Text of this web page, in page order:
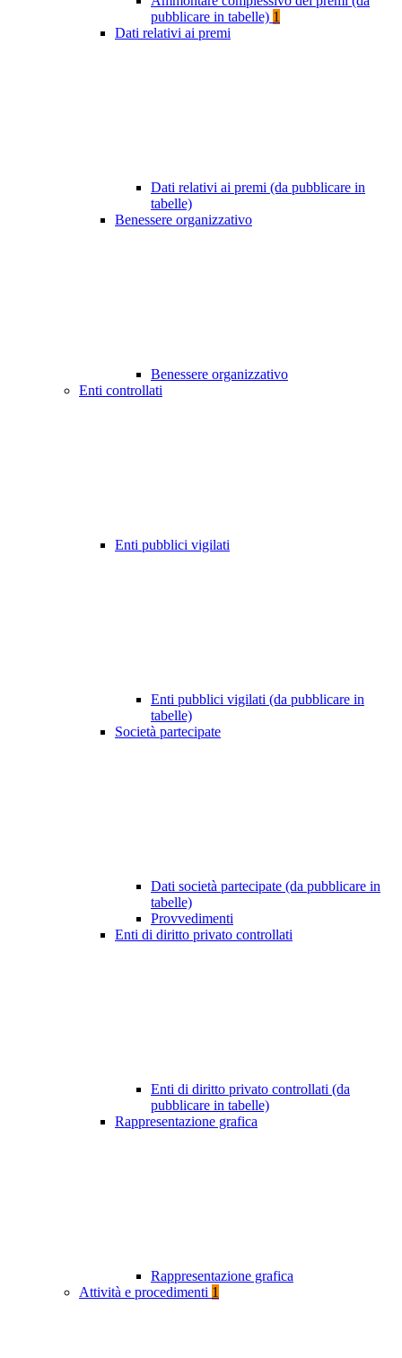
pubblicare in tabelle) 1
Dati relativi ai premi
Dati relativi ai premi (da pubblicare in
tabelle)
Benessere organizzativo
Benessere organizzativo
Enti controllati
Enti pubblici vigilati
Enti pubblici vigilati (da pubblicare in
tabelle)
Società partecipate
Dati società partecipate (da pubblicare in
tabelle)
Provvedimenti
Enti di diritto privato controllati
Enti di diritto privato controllati (da
pubblicare in tabelle)
Rappresentazione grafica
Rappresentazione grafica
Attività e procedimenti 1